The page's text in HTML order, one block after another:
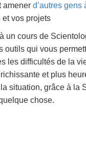
amener d’autres gens
et vos projets
un cours de
outils qui vous
les difficultés de la
et plus
situation, grâce à la
chose.